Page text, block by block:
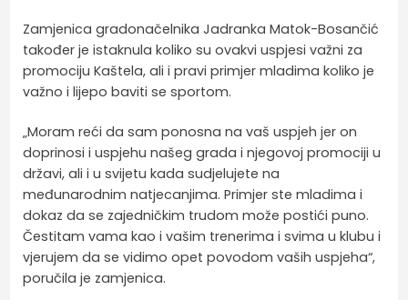
Zamjenica gradonačelnika Jadranka Matok-Bosančić
također je istaknula koliko su ovakvi uspjesi važni za
promociju Kaštela, ali i pravi primjer mladima koliko je
važno i lijepo baviti se sportom.
„Moram reći da sam ponosna na vaš uspjeh jer on
doprinosi i uspjehu našeg grada i njegovoj promociji u
državi, ali i u svijetu kada sudjelujete na
međunarodnim natjecanjima. Primjer ste mladima i
dokaz da se zajedničkim trudom može postići puno.
Čestitam vama kao i vašim trenerima i svima u klubu i
vjerujem da se vidimo opet povodom vaših uspjeha“,
poručila je zamjenica.